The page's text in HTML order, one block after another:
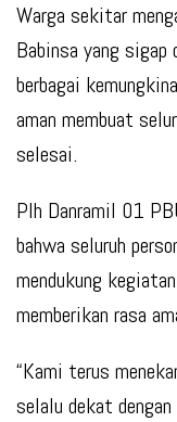
Warga sekitar
Babinsa yang
berbagai
aman membuat
selesai.
Plh Danramil 01
bahwa seluruh
mendukung
memberikan rasa
“Kami terus
selalu dekat